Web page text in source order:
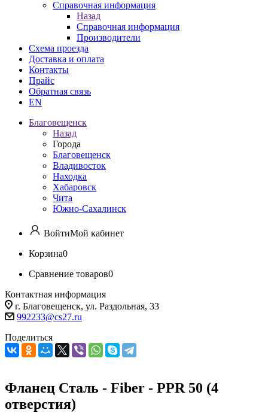
Справочная информация
Назад
Справочная информация
Производители
Схема проезда
Доставка и оплата
Контакты
Прайс
Обратная связь
EN
Благовещенск
Назад
Города
Благовещенск
Владивосток
Находка
Хабаровск
Чита
Южно-Сахалинск
ВойтиМой кабинет
Корзина0
Сравнение товаров0
Контактная информация
г. Благовещенск, ул. Раздольная, 33
992233@cs27.ru
Поделиться
Фланец Сталь - Fiber - PPR 50 (4
отверстия)